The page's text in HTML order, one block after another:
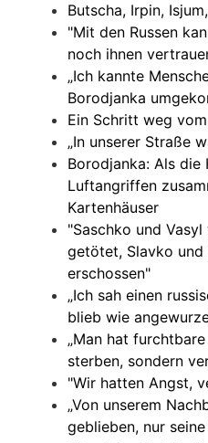
Butscha, Irpin,
"Mit den Russen
noch ihnen
„Ich kannte
Borodjanka
Ein Schritt weg
„In unserer Straße
Borodjanka: Als die
Luftangriffen
Kartenhäuser
"Saschko und
getötet, Slavko und
erschossen"
„Ich sah einen
blieb wie
„Man hat
sterben, sondern
"Wir hatten Angst,
„Von unserem
geblieben, nur seine